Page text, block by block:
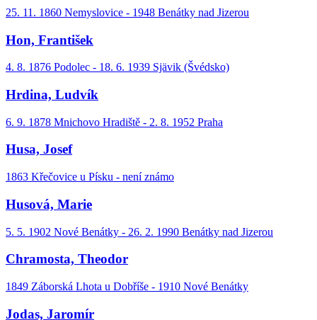
25. 11. 1860 Nemyslovice - 1948 Benátky nad Jizerou
Hon, František
4. 8. 1876 Podolec - 18. 6. 1939 Sjävik (Švédsko)
Hrdina, Ludvík
6. 9. 1878 Mnichovo Hradiště - 2. 8. 1952 Praha
Husa, Josef
1863 Křečovice u Písku - není známo
Husová, Marie
5. 5. 1902 Nové Benátky - 26. 2. 1990 Benátky nad Jizerou
Chramosta, Theodor
1849 Záborská Lhota u Dobříše - 1910 Nové Benátky
Jodas, Jaromír